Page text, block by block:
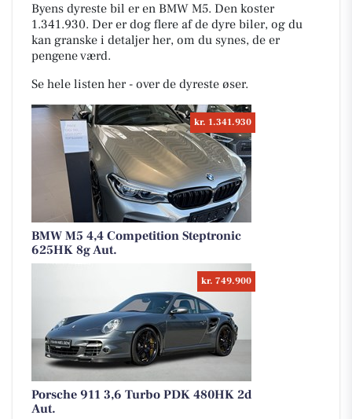
Byens dyreste bil er en BMW M5. Den koster
1.341.930. Der er dog flere af de dyre biler, og du
kan granske i detaljer her, om du synes, de er
pengene værd.
Se hele listen her - over de dyreste øser.
kr. 1.341.930
BMW M5 4,4 Competition Steptronic
625HK 8g Aut.
kr. 749.900
Porsche 911 3,6 Turbo PDK 480HK 2d
Aut.